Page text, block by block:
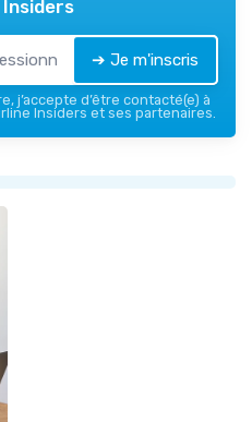
➔ Je m'inscris
j’accepte d’être contacté(e) à
Insiders et ses partenaires.